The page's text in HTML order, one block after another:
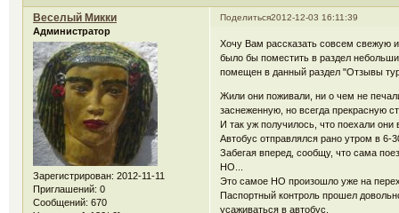
Поделиться2012-12-03 16:11:39
Веселый Микки
Администратор
Зарегистрирован: 2012-11-11
Приглашений: 0
Сообщений: 670
Хочу Вам рассказать совсем свежую
было бы поместить в раздел
помещен в данный раздел "Отзывы
Жили они поживали, ни о чем не
заснеженную, но всегда прекрасную
И так уж получилось, что поехали
Автобус отправлялся рано утром в 6-
Забегая вперед, сообщу, что сама
НО...
Это самое НО произошло уже на
Паспортный контроль прошел
усаживаться в автобус.